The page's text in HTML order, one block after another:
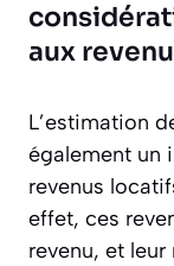
aux
L’estimation
également un
revenus
effet, ces
revenu, et